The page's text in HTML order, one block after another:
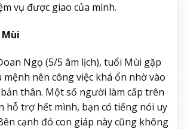
vụ được giao của mình.
Ngọ (5/5 âm lịch), tuổi Mùi gặp
mệnh nên công việc khá ổn nhờ vào
thân. Một số người làm cấp trên
hỗ trợ hết mình, bạn có tiếng nói uy
cạnh đó con giáp này cũng không